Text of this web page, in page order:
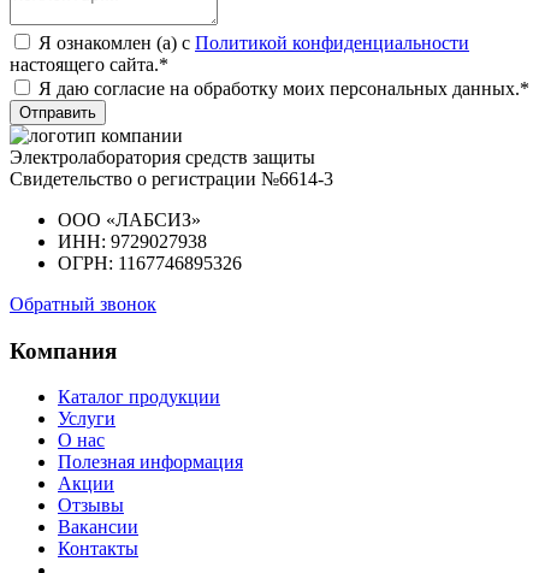
Я ознакомлен (а) с Политикой конфиденциальности
настоящего сайта.*
Я даю согласие на обработку моих персональных данных.*
Отправить
Электролаборатория средств защиты
Свидетельство о регистрации №6614-3
ООО «ЛАБСИЗ»
ИНН: 9729027938
ОГРН: 1167746895326
Обратный звонок
Компания
Каталог продукции
Услуги
О нас
Полезная информация
Акции
Отзывы
Вакансии
Контакты